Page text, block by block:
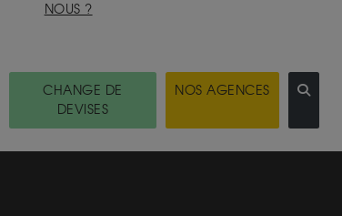
NOUS ?
CHANGE DE
DEVISES
NOS AGENCES